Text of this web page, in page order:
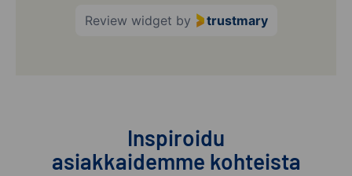
Review widget by trustmary
Inspiroidu
asiakkaidemme kohteista